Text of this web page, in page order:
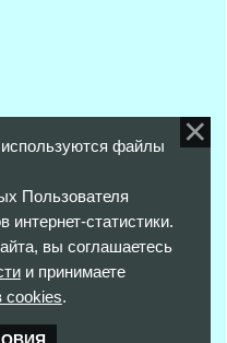
файлы
Пользователя
статистики.
вы соглашаетесь
и принимаете
cookies.